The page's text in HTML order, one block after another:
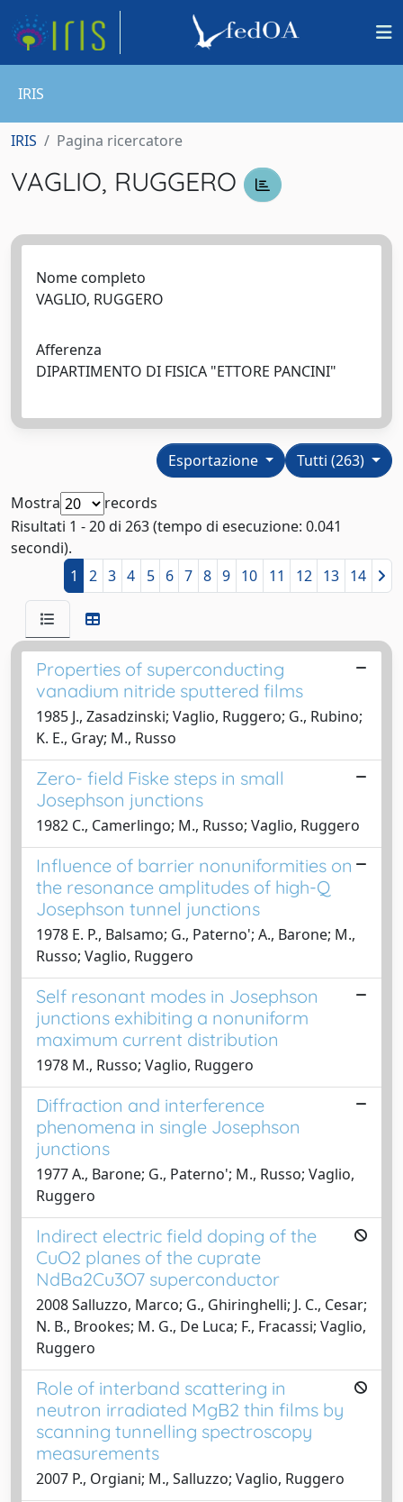
IRIS
IRIS Pagina ricercatore
VAGLIO, RUGGERO
Nome completo
VAGLIO, RUGGERO
Afferenza
DIPARTIMENTO DI FISICA "ETTORE PANCINI"
Tutti (263)
Esportazione
Mostra
records
Risultati 1 - 20 di 263 (tempo di esecuzione: 0.041
secondi).
1
2 3 4 5 6 7 8 9 10 11 12 13 14
Properties of superconducting
vanadium nitride sputtered films
1985 J., Zasadzinski; Vaglio, Ruggero; G., Rubino;
K. E., Gray; M., Russo
Zero- field Fiske steps in small
Josephson junctions
1982 C., Camerlingo; M., Russo; Vaglio, Ruggero
Influence of barrier nonuniformities on
the resonance amplitudes of high-Q
Josephson tunnel junctions
1978 E. P., Balsamo; G., Paterno'; A., Barone; M.,
Russo; Vaglio, Ruggero
Self resonant modes in Josephson
junctions exhibiting a nonuniform
maximum current distribution
1978 M., Russo; Vaglio, Ruggero
Diffraction and interference
phenomena in single Josephson
junctions
1977 A., Barone; G., Paterno'; M., Russo; Vaglio,
Ruggero
Indirect electric field doping of the
CuO2 planes of the cuprate
NdBa2Cu3O7 superconductor
2008 Salluzzo, Marco; G., Ghiringhelli; J. C., Cesar;
N. B., Brookes; M. G., De Luca; F., Fracassi; Vaglio,
Ruggero
Role of interband scattering in
neutron irradiated MgB2 thin films by
scanning tunnelling spectroscopy
measurements
2007 P., Orgiani; M., Salluzzo; Vaglio, Ruggero